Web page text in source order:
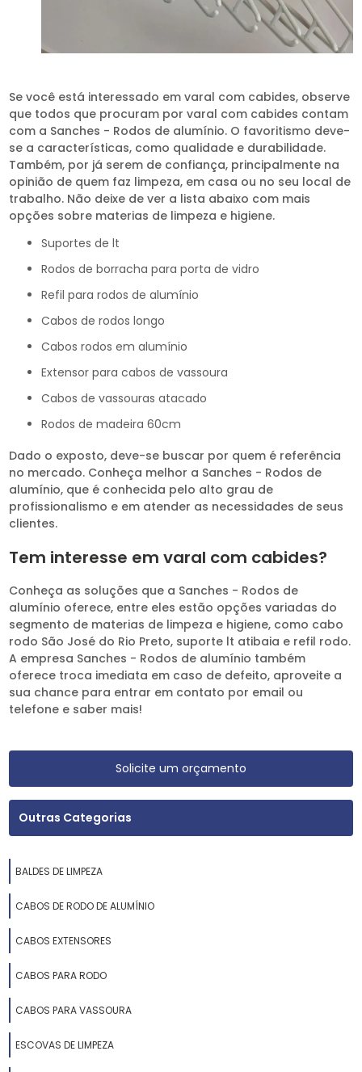
Se você está interessado em varal com cabides, observe
que todos que procuram por varal com cabides contam
com a Sanches - Rodos de alumínio. O favoritismo deve-
se a características, como qualidade e durabilidade.
Também, por já serem de confiança, principalmente na
opinião de quem faz limpeza, em casa ou no seu local de
trabalho. Não deixe de ver a lista abaixo com mais
opções sobre materias de limpeza e higiene.
suportes de lt
rodos de borracha para porta de vidro
refil para rodos de alumínio
cabos de rodos longo
cabos rodos em alumínio
extensor para cabos de vassoura
cabos de vassouras atacado
rodos de madeira 60cm
Dado o exposto, deve-se buscar por quem é referência
no mercado. Conheça melhor a Sanches - Rodos de
alumínio, que é conhecida pelo alto grau de
profissionalismo e em atender as necessidades de seus
clientes.
Tem interesse em varal com cabides?
Conheça as soluções que a Sanches - Rodos de
alumínio oferece, entre eles estão opções variadas do
segmento de materias de limpeza e higiene, como cabo
rodo São José do Rio Preto, suporte lt atibaia e refil rodo.
A empresa Sanches - Rodos de alumínio também
oferece troca imediata em caso de defeito, aproveite a
sua chance para entrar em contato por email ou
telefone e saber mais!
Solicite um orçamento
Outras Categorias
BALDES DE LIMPEZA
CABOS DE RODO DE ALUMÍNIO
CABOS EXTENSORES
CABOS PARA RODO
CABOS PARA VASSOURA
ESCOVAS DE LIMPEZA